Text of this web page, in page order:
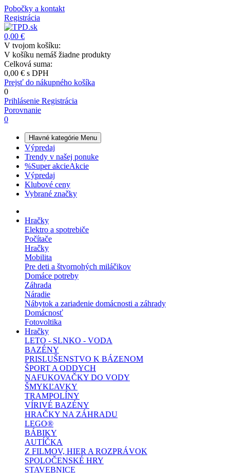
Pobočky a kontakt
Registrácia
0,00 €
V tvojom košíku:
V košíku nemáš žiadne produkty
Celková suma:
0,00 € s DPH
Prejsť do nákupného košíka
0
Prihlásenie Registrácia
Porovnanie
0
Hlavné kategórie Menu
Výpredaj
Trendy v našej ponuke
%Super akcieAkcie
Výpredaj
Klubové ceny
Vybrané značky
Hračky
Elektro a spotrebiče
Počítače
Hračky
Mobilita
Pre deti a štvornohých miláčikov
Domáce potreby
Záhrada
Náradie
Nábytok a zariadenie domácnosti a záhrady
Domácnosť
Fotovoltika
Hračky
LETO - SLNKO - VODA
BAZÉNY
PRISLUŠENSTVO K BÁZENOM
ŠPORT A ODDYCH
NAFUKOVAČKY DO VODY
ŠMYKĽAVKY
TRAMPOLÍNY
VÍRIVÉ BAZÉNY
HRAČKY NA ZÁHRADU
LEGO®
BÁBIKY
AUTÍČKA
Z FILMOV, HIER A ROZPRÁVOK
SPOLOČENSKÉ HRY
STAVEBNICE